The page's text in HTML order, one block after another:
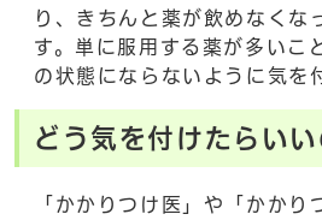
り、きちんと薬が飲めなくな
す。単に服用する薬が多いこ
の状態にならないように気を
どう気を付けたらいい
「かかりつけ医」や「かかり